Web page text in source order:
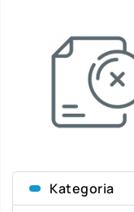
Kategoria